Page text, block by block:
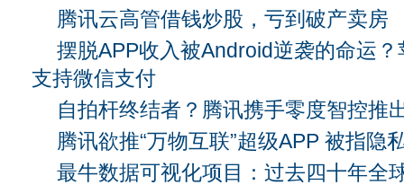
腾讯云高管借钱炒股，亏到破产卖房
摆脱APP收入被Android逆袭的命运
支持微信支付
自拍杆终结者？腾讯携手零度智控推
腾讯欲推“万物互联”超级APP 被指隐
最牛数据可视化项目：过去四十年全